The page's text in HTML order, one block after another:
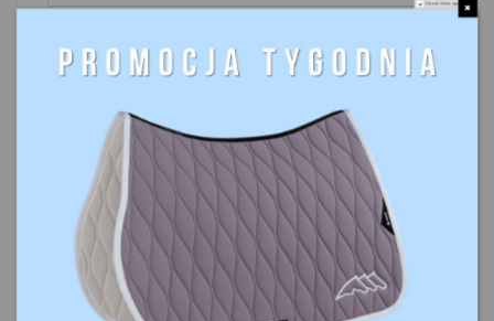
Szczegóły produktu
Komentarze(0)
Do not show again.